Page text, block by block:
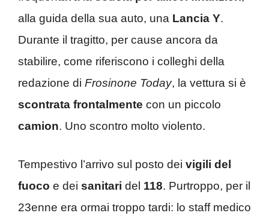
alla guida della sua auto, una Lancia Y.
Durante il tragitto, per cause ancora da
stabilire, come riferiscono i colleghi della
redazione di Frosinone Today, la vettura si è
scontrata frontalmente con un piccolo
camion. Uno scontro molto violento.
Tempestivo l’arrivo sul posto dei vigili del
fuoco e dei sanitari del 118. Purtroppo, per il
23enne era ormai troppo tardi: lo staff medico